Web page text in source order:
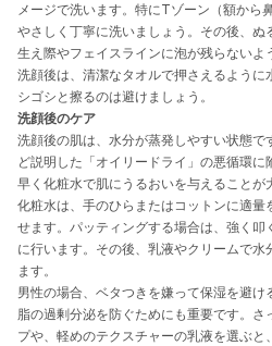
メージで洗います。特にTゾーン（額から
やさしく丁寧に洗いましょう。その後、ぬ
生え際やフェイスラインに泡が残らないよ
洗顔後は、清潔なタオルで押さえるよう
シゴシと擦るのは避けましょう。
洗顔後のケア
洗顔後の肌は、水分が蒸発しやすい状態で
ど説明した「オイリードライ」の悪循環
早く化粧水で肌にうるおいを与えることが
化粧水は、手のひらまたはコットンに適量
せます。パッティングする場合は、強く叩
に行います。その後、乳液やクリームで
ます。
男性の場合、ベタつきを嫌って保湿を避
脂の過剰分泌を防ぐためにも重要です。さ
プや、軽めのテクスチャーの乳液を選ぶと